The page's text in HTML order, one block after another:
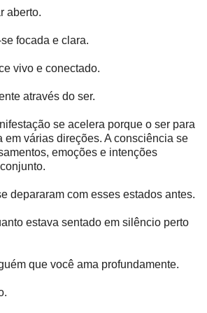
aberto.
focada e clara.
vivo e conectado.
através do ser.
se acelera porque o ser para
em várias direções. A consciência se
emoções e intenções
depararam com esses estados antes.
estava sentado em silêncio perto
que você ama profundamente.